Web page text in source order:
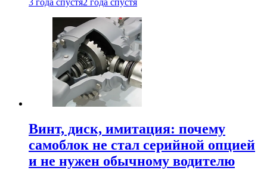
3 года спустя2 года спустя
Винт, диск, имитация: почему
самоблок не стал серийной опцией
и не нужен обычному водителю